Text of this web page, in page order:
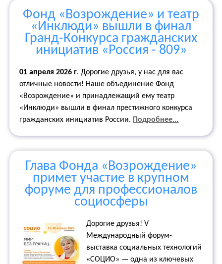
Фонд «Возрождение» и театр
«Инклюди» вышли в финал
Гранд-Конкурса гражданских
инициатив «Россия - 809»
01 апреля 2026 г. Дорогие друзья, у нас для вас
отличные новости! Наше объединение Фонд
«Возрождение» и принадлежащий ему театр
«Инклюди» вышли в финал престижного конкурса
гражданских инициатив России. Подробнее...
Глава Фонда «Возрождение»
примет участие в крупном
форуме для профессионалов
социосферы
Дорогие друзья! V
Международный форум-
выставка социальных технологий
«СОЦИО» — одна из ключевых